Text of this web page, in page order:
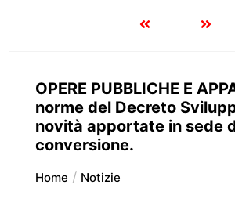
OPERE PUBBLICHE E
norme del Decreto
novità apportate in sede
conversione.
Home Notizie